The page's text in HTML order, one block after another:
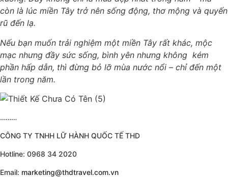
còn là lúc miền Tây trở nên sống động, thơ mộng và quyến
rũ đến lạ.
Nếu bạn muốn trải nghiệm một miền Tây rất khác, mộc
mạc nhưng đầy sức sống, bình yên nhưng không kém
phần hấp dẫn, thì đừng bỏ lỡ mùa nước nổi – chỉ đến một
lần trong năm.
………
CÔNG TY TNHH LỮ HÀNH QUỐC TẾ THD
Hotline: 0968 34 2020
Email: marketing@thdtravel.com.vn